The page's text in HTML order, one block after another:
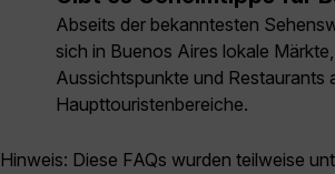
Abseits der bekanntesten
sich in Buenos Aires lokale
Aussichtspunkte und Restaurants
Haupttouristenbereiche.
Hinweis: Diese FAQs wurden teilweise